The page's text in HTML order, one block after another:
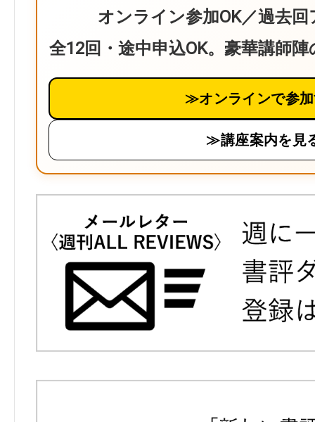
オンライン参加OK／過去
全12回・途中申込OK。豪華講師
≫オンラインで参
≫講座案内を見